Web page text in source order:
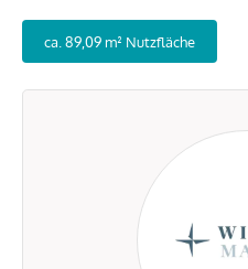
ca. 89,09 m² Nutzfläche